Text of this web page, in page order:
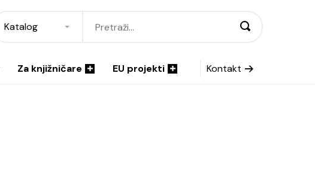
Katalog
Za knjižničare EU projekti Kontakt